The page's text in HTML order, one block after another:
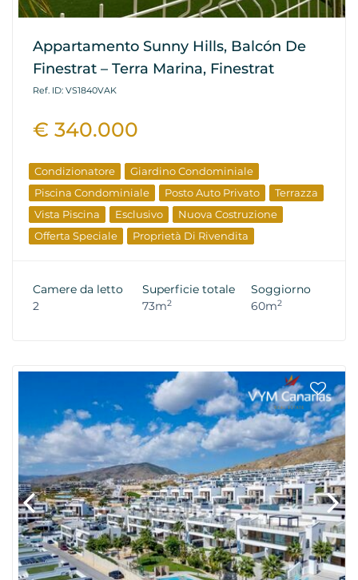
Appartamento Sunny Hills, Balcón De
Finestrat – Terra Marina, Finestrat
Ref. ID: VS1840VAK
€ 340.000
Condizionatore
Giardino Condominiale
Piscina Condominiale
Posto Auto Privato
Terrazza
Vista Piscina
Esclusivo
Nuova Costruzione
Offerta Speciale
Proprietà Di Rivendita
Camere da letto
2
Superficie totale
73m2
Soggiorno
60m2